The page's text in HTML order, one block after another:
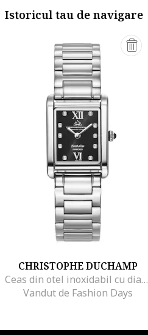
Istoricul tau de navigare
CHRISTOPHE DUCHAMP
Ceas din otel inoxidabil cu diamante, Argintiu/Negru
Vandut de Fashion Days